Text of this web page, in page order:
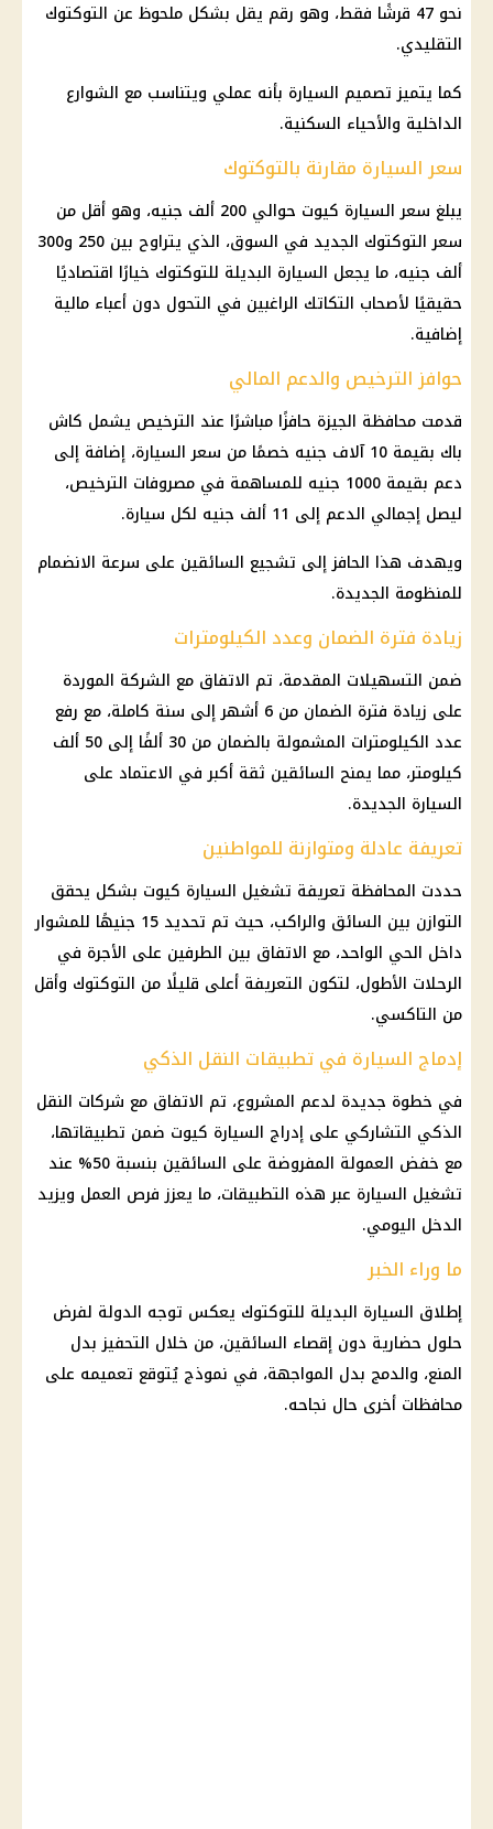
نحو 47 قرشًا فقط، وهو رقم يقل بشكل ملحوظ عن التوكتوك
التقليدي.
كما يتميز تصميم السيارة بأنه عملي ويتناسب مع الشوارع
الداخلية والأحياء السكنية.
سعر السيارة مقارنة بالتوكتوك
يبلغ سعرالسيارة
كيوت حوالي 200 ألف جنيه، وهو أقل من
سعر التوكتوك الجديد في السوق، الذي يتراوح بين 250 و300
ألف جنيه، ما يجعل السيارة البديلة للتوكتوك خيارًا اقتصاديًا
حقيقيًا لأصحاب التكاتك الراغبين في التحول دون أعباء مالية
إضافية.
حوافز الترخيص والدعم المالي
قدمت محافظة الجيزة حافزًا مباشرًا عند الترخيص يشمل كاش
باك بقيمة 10 آلاف جنيه خصمًا من سعر
السيارة، إضافة إلى
دعم بقيمة 1000 جنيه للمساهمة في مصروفات الترخيص،
ليصل إجمالي الدعم إلى 11 ألف جنيه لكل سيارة.
ويهدف هذا الحافز إلى تشجيع السائقين على سرعة الانضمام
للمنظومة الجديدة.
زيادة فترة الضمان وعدد الكيلومترات
ضمن التسهيلات المقدمة، تم الاتفاق مع الشركة الموردة
على زيادة فترة الضمان من 6 أشهر إلى سنة كاملة، مع رفع
عدد الكيلومترات المشمولة بالضمان من 30 ألفًا إلى 50 ألف
كيلومتر، مما يمنح السائقين ثقة أكبر في الاعتماد على
السيارة الجديدة.
تعريفة عادلة ومتوازنة للمواطنين
حددت المحافظة تعريفة تشغيل السيارة كيوت بشكل يحقق
التوازن بين السائق والراكب، حيث تم تحديد 15 جنيهًا للمشوار
داخل الحي الواحد، مع الاتفاق بين الطرفين على الأجرة في
الرحلات الأطول، لتكون التعريفة أعلى قليلًا من التوكتوك وأقل
من التاكسي.
إدماج السيارة في تطبيقات النقل الذكي
في خطوة جديدة لدعم المشروع، تم الاتفاق مع شركات النقل
الذكي التشاركي على إدراج السيارة كيوت ضمن تطبيقاتها،
مع خفض العمولة المفروضة على السائقين بنسبة 50% عند
تشغيل السيارة عبر هذه التطبيقات، ما يعززفرص العمل ويزيد
الدخل اليومي.
ما وراء الخبر
إطلاق السيارة البديلة للتوكتوك يعكس توجه الدولة لفرض
حلول حضارية دون إقصاء السائقين، من خلال التحفيز بدل
المنع، والدمج بدل المواجهة، في نموذج يُتوقع تعميمه على
محافظات أخرى حال نجاحه.